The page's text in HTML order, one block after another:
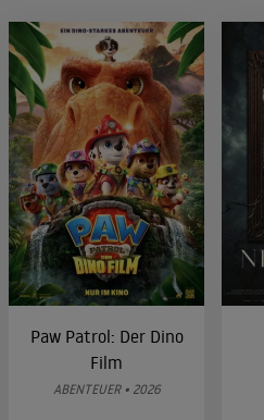
Paw Patrol: Der Dino
Film
ABENTEUER • 2026